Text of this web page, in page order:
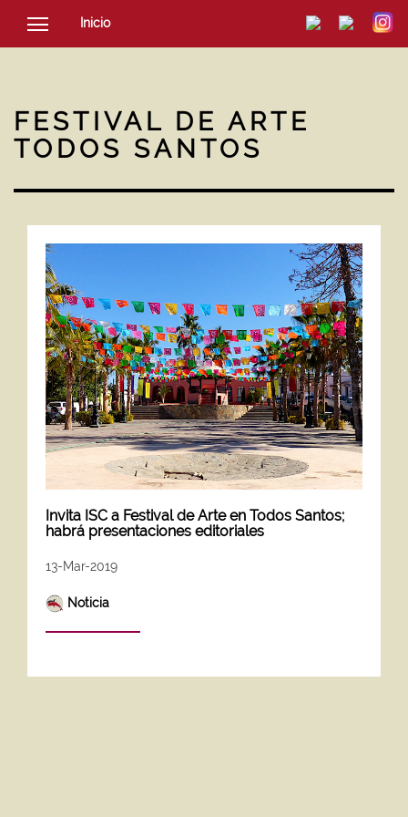
Inicio
SOCIEDAD
NOTICIAS
FESTIVAL DE ARTE
TODOS SANTOS
Invita ISC a Festival de Arte en Todos Santos;
habrá presentaciones editoriales
13-Mar-2019
Noticia